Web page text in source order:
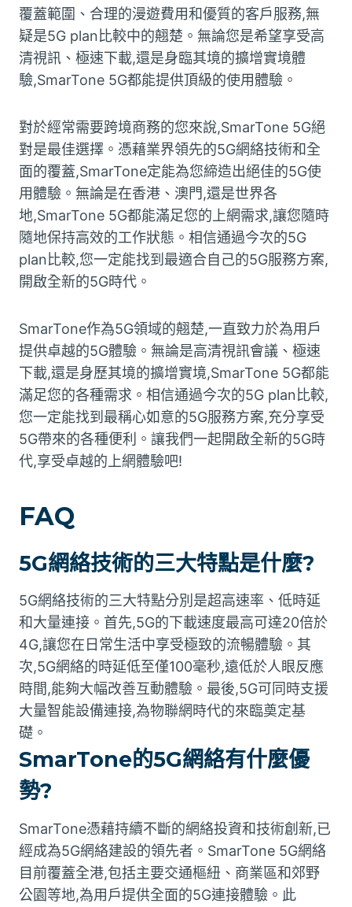
覆蓋範圍、合理的漫遊費用和優質的客戶服務,無
疑是5G plan比較中的翹楚。無論您是希望享受高
清視訊、極速下載,還是身臨其境的擴增實境體
驗,SmarTone 5G都能提供頂級的使用體驗。
對於經常需要跨境商務的您來說,SmarTone 5G絕
對是最佳選擇。憑藉業界領先的5G網絡技術和全
面的覆蓋,SmarTone定能為您締造出絕佳的5G使
用體驗。無論是在香港、澳門,還是世界各
地,SmarTone 5G都能滿足您的上網需求,讓您隨時
隨地保持高效的工作狀態。相信通過今次的5G
plan比較,您一定能找到最適合自己的5G服務方案,
開啟全新的5G時代。
SmarTone作為5G領域的翹楚,一直致力於為用戶
提供卓越的5G體驗。無論是高清視訊會議、極速
下載,還是身歷其境的擴增實境,SmarTone 5G都能
滿足您的各種需求。相信通過今次的5G plan比較,
您一定能找到最稱心如意的5G服務方案,充分享受
5G帶來的各種便利。讓我們一起開啟全新的5G時
代,享受卓越的上網體驗吧!
FAQ
5G網絡技術的三大特點是什麼?
5G網絡技術的三大特點分別是超高速率、低時延
和大量連接。首先,5G的下載速度最高可達20倍於
4G,讓您在日常生活中享受極致的流暢體驗。其
次,5G網絡的時延低至僅100毫秒,遠低於人眼反應
時間,能夠大幅改善互動體驗。最後,5G可同時支援
大量智能設備連接,為物聯網時代的來臨奠定基
礎。
SmarTone的5G網絡有什麼優
勢?
SmarTone憑藉持續不斷的網絡投資和技術創新,已
經成為5G網絡建設的領先者。SmarTone 5G網絡
目前覆蓋全港,包括主要交通樞紐、商業區和郊野
公園等地,為用戶提供全面的5G連接體驗。此